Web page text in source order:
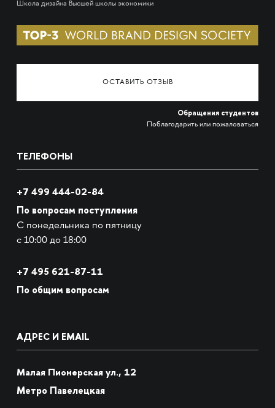
Школа дизайна Высшей школы экономики
ОСТАВИТЬ ОТЗЫВ
Обращения студентов
Поблагодарить или пожаловаться
ТЕЛЕФОНЫ
+7 499 444-02-84
По вопросам поступления
С понедельника по пятницу
с 10:00 до 18:00
+7 495 621-87-11
По общим вопросам
АДРЕС И EMAIL
Малая Пионерская ул., 12
Метро Павелецкая